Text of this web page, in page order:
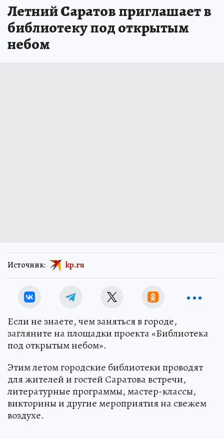
Летний Саратов приглашает в
библиотеку под открытым
небом
Источник: kp.ru
Если не знаете, чем заняться в городе,
загляните на площадки проекта «Библиотека
под открытым небом».
Этим летом городские библиотеки проводят
для жителей и гостей Саратова встречи,
литературные программы, мастер-классы,
викторины и другие мероприятия на свежем
воздухе.